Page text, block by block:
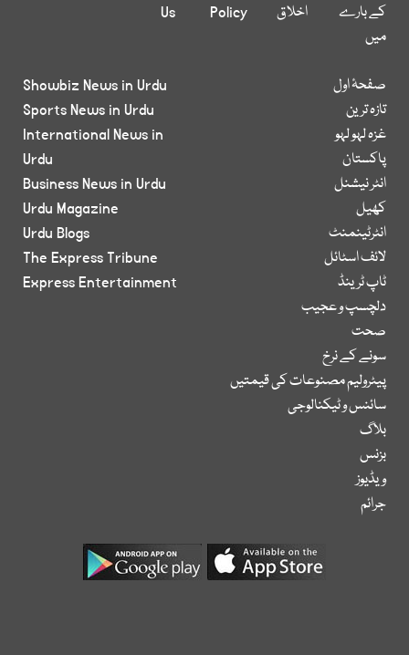
کے بارے
میں
اخلاق
Policy
Us
صفحۂ اول
تازہ ترین
غزہ لہو لہو
پاکستان
انٹر نیشنل
کھیل
انٹرٹینمنٹ
لائف اسٹائل
ٹاپ ٹرینڈ
دلچسپ و عجیب
صحت
سونے کے نرخ
پیٹرولیم مصنوعات کی قیمتیں
سائنس و ٹیکنالوجی
بلاگ
بزنس
ویڈیوز
جرائم
Showbiz News in Urdu
Sports News in Urdu
International News in
Urdu
Business News in Urdu
Urdu Magazine
Urdu Blogs
The Express Tribune
Express Entertainment